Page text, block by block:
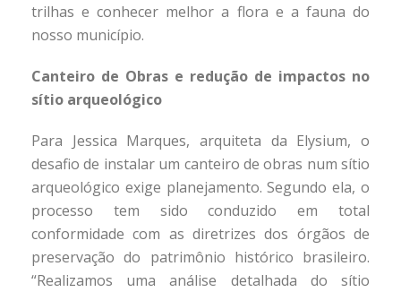
trilhas e conhecer melhor a flora e a fauna do
nosso município.
Canteiro de Obras e redução de impactos no
sítio arqueológico
Para Jessica Marques, arquiteta da Elysium, o
desafio de instalar um canteiro de obras num sítio
arqueológico exige planejamento. Segundo ela, o
processo tem sido conduzido em total
conformidade com as diretrizes dos órgãos de
preservação do patrimônio histórico brasileiro.
“Realizamos uma análise detalhada do sítio